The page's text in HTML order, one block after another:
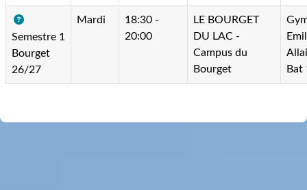
Semestre 1
Bourget
26/27
Mardi
18:30 -
20:00
LE BOURGET
DU LAC -
Campus du
Bourget
Bat